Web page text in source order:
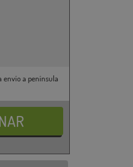
envío a península